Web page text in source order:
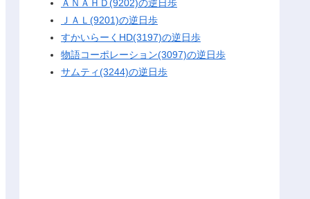
ＡＮＡＨＤ(9202)の逆日歩
ＪＡＬ(9201)の逆日歩
すかいらーくHD(3197)の逆日歩
物語コーポレーション(3097)の逆日歩
サムティ(3244)の逆日歩